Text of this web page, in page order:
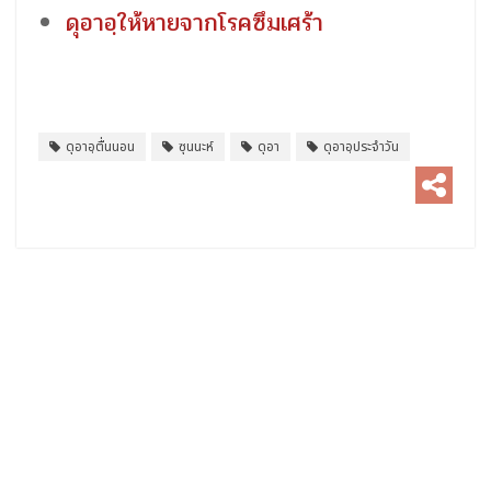
ดุอาอฺให้หายจากโรคซึมเศร้า
ดุอาอฺตื่นนอน ซุนนะห์ ดุอา ดุอาอฺประจำวัน